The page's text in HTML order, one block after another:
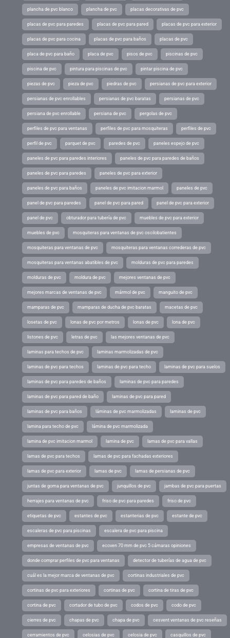
plancha de pvc blanco plancha de pvc placas decorativas de pvc
placas de pvc para paredes placas de pvc para pared placas de pvc para exterior
placas de pvc para cocina placas de pvc para baños placas de pvc
placa de pvc para baño placa de pvc pisos de pvc piscinas de pvc
piscina de pvc pintura para piscinas de pvc pintar piscina de pvc
piezas de pvc pieza de pvc piedras de pvc persianas de pvc para exterior
persianas de pvc enrollables persianas de pvc baratas persianas de pvc
persiana de pvc enrollable persiana de pvc pergolas de pvc
perfiles de pvc para ventanas perfiles de pvc para mosquiteras perfiles de pvc
perfil de pvc parquet de pvc paredes de pvc paneles espejo de pvc
paneles de pvc para paredes interiores paneles de pvc para paredes de baños
paneles de pvc para paredes paneles de pvc para exterior
paneles de pvc para baños paneles de pvc imitacion marmol paneles de pvc
panel de pvc para paredes panel de pvc para pared panel de pvc para exterior
panel de pvc obturador para tubería de pvc muebles de pvc para exterior
muebles de pvc mosquiteras para ventanas de pvc oscilobatientes
mosquiteras para ventanas de pvc mosquiteras para ventanas correderas de pvc
mosquiteras para ventanas abatibles de pvc molduras de pvc para paredes
molduras de pvc moldura de pvc mejores ventanas de pvc
mejores marcas de ventanas de pvc mármol de pvc manguito de pvc
mamparas de pvc mamparas de ducha de pvc baratas macetas de pvc
losetas de pvc lonas de pvc por metros lonas de pvc lona de pvc
listones de pvc letras de pvc las mejores ventanas de pvc
laminas para techos de pvc laminas marmolizadas de pvc
laminas de pvc para techos laminas de pvc para techo laminas de pvc para suelos
laminas de pvc para paredes de baños laminas de pvc para paredes
laminas de pvc para pared de baño laminas de pvc para pared
laminas de pvc para baños láminas de pvc marmolizadas laminas de pvc
lamina para techo de pvc lámina de pvc marmolizada
lamina de pvc imitacion marmol lamina de pvc lamas de pvc para vallas
lamas de pvc para techos lamas de pvc para fachadas exteriores
lamas de pvc para exterior lamas de pvc lamas de persianas de pvc
juntas de goma para ventanas de pvc junquillos de pvc jambas de pvc para puertas
herrajes para ventanas de pvc friso de pvc para paredes friso de pvc
etiquetas de pvc estantes de pvc estanterias de pvc estante de pvc
escaleras de pvc para piscinas escalera de pvc para piscina
empresas de ventanas de pvc ecoven 70 mm de pvc 5 cámaras opiniones
donde comprar perfiles de pvc para ventanas detector de tuberías de agua de pvc
cuál es la mejor marca de ventanas de pvc cortinas industriales de pvc
cortinas de pvc para exteriores cortinas de pvc cortina de tiras de pvc
cortina de pvc cortador de tubo de pvc codos de pvc codo de pvc
cierres de pvc chapas de pvc chapa de pvc cesvent ventanas de pvc reseñas
cerramientos de pvc celosias de pvc celosia de pvc casquillos de pvc